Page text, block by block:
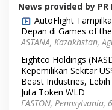
News provided by
AutoFlight
Depan di Games of
ASTANA, Kazakhstan,
Eightco Holdings
Kepemilikan Sekitar
Beast Industries,
Juta Token WLD
EASTON,